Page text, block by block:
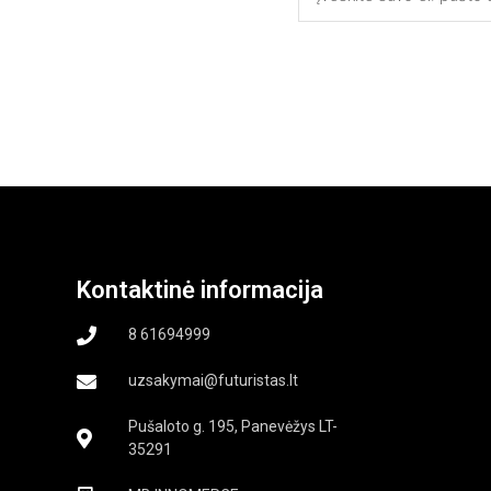
Kontaktinė informacija
8 61694999
uzsakymai@futuristas.lt
Pušaloto g. 195, Panevėžys LT-
35291